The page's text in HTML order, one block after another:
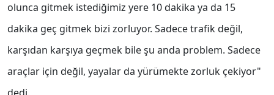
olunca gitmek istediğimiz yere 10 dakika ya da 15
dakika geç gitmek bizi zorluyor. Sadece trafik değil,
karşıdan karşıya geçmek bile şu anda problem. Sadece
araçlar için değil, yayalar da yürümekte zorluk çekiyor"